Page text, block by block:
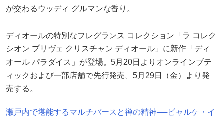
が交わるウッディ グルマンな香り。
ディオールの特別なフレグランス コレクション「ラ コレク
シオン プリヴェ クリスチャン ディオール」に新作「ディ
オール パラダイス」が登場。5月20日よりオンラインブテ
ィックおよび一部店舗で先行発売、5月29日（金）より発
売する。
瀬戸内で堪能するマルチバースと禅の精神──ビャルケ・イ